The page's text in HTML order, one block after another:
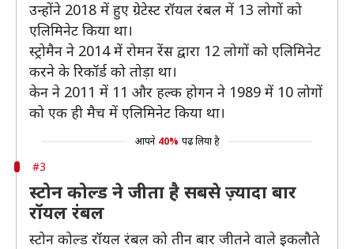
उन्होंने 2018 में हुए ग्रेटेस्ट रॉयल रंबल में 13 लोगों को
एलिमिनेट किया था।
स्ट्रोमैन ने 2014 में रोमन रेंस द्वारा 12 लोगों को एलिमिनेट
करने के रिकॉर्ड को तोड़ा था।
केन ने 2011 में 11 और हल्क होगन ने 1989 में 10 लोगों
को एक ही मैच में एलिमिनेट किया था।
आपने 40% पढ़ लिया है
#3
स्टोन कोल्ड ने जीता है सबसे ज़्यादा बार
रॉयल रंबल
स्टोन कोल्ड रॉयल रंबल को तीन बार जीतने वाले इकलौते